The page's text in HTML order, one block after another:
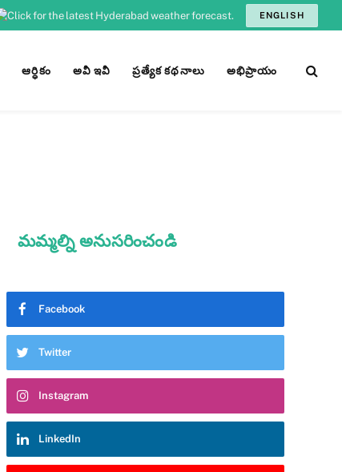
ENGLISH
ఆర్ధికం అవీ ఇవీ ప్రత్యేక కథనాలు అభిప్రాయం
మమ్మల్ని అనుసరించండి
Facebook
Twitter
Instagram
LinkedIn